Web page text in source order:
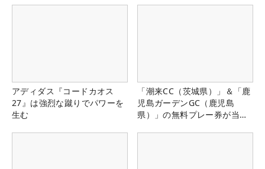
アディダス『コードカオス
27』は強烈な蹴りでパワーを
生む
「潮来CC（茨城県）」＆「鹿
児島ガーデンGC（鹿児島
県）」の無料プレー券が当た